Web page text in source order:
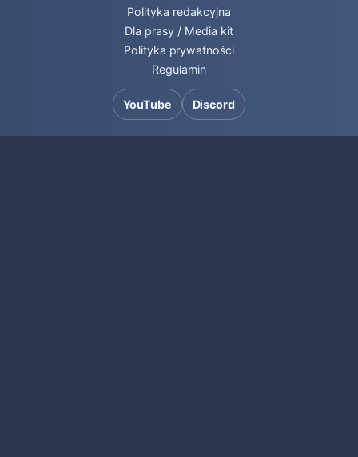
Polityka redakcyjna
Dla prasy / Media kit
Polityka prywatności
Regulamin
YouTube Discord